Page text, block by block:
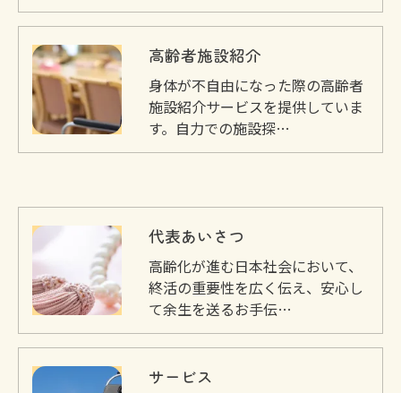
高齢者施設紹介
身体が不自由になった際の高齢者
施設紹介サービスを提供していま
す。自力での施設探…
代表あいさつ
高齢化が進む日本社会において、
終活の重要性を広く伝え、安心し
て余生を送るお手伝…
サービス